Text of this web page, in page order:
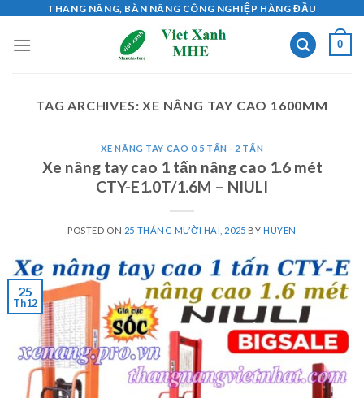
content
THANG NÂNG, BÀN NÂNG CÔNG NGHIỆP HÀNG ĐẦU
0
TAG ARCHIVES:XE NÂNG TAY CAO 1600MM
XE NÂNG TAY CAO 0.5 TẤN - 2 TẤN
Xe nâng tay cao 1 tấn nâng cao 1.6 mét
CTY-E1.0T/1.6M – NIULI
POSTED ON 25 THÁNG MƯỜI HAI, 2025 BY HUYEN
25
Th12